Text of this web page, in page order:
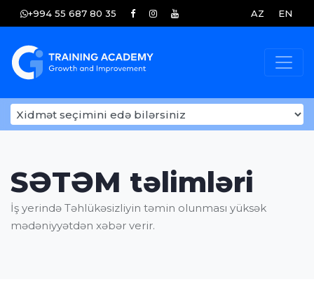
+994 55 687 80 35 AZ EN
SƏTƏM təlimləri
İş yerində Təhlükəsizliyin təmin olunması yüksək
mədəniyyətdən xəbər verir.